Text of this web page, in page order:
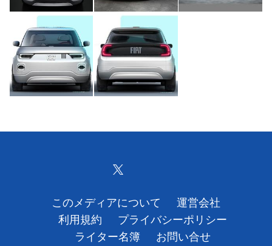
このメディアについて
運営会社
利用規約
プライバシーポリシー
ライター名簿
お問い合せ